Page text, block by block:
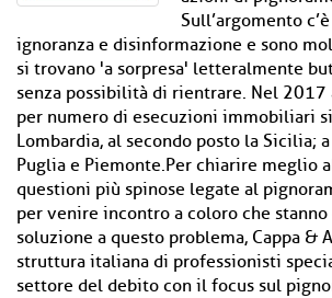
Sull’argomento
ignoranza e disinformazione e sono
si trovano 'a sorpresa' letteralmente
senza possibilità di rientrare. Nel 2017
per numero di esecuzioni immobiliari
Lombardia, al secondo posto la Sicilia;
Puglia e Piemonte.Per chiarire meglio
questioni più spinose legate al
per venire incontro a coloro che stanno
soluzione a questo problema, Cappa &
struttura italiana di professionisti
settore del debito con il focus sul